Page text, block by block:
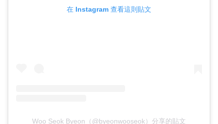
在 Instagram 查看這則貼文
Woo Seok Byeon（@byeonwooseok）分享的貼文